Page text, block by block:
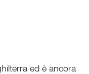
ed è ancora